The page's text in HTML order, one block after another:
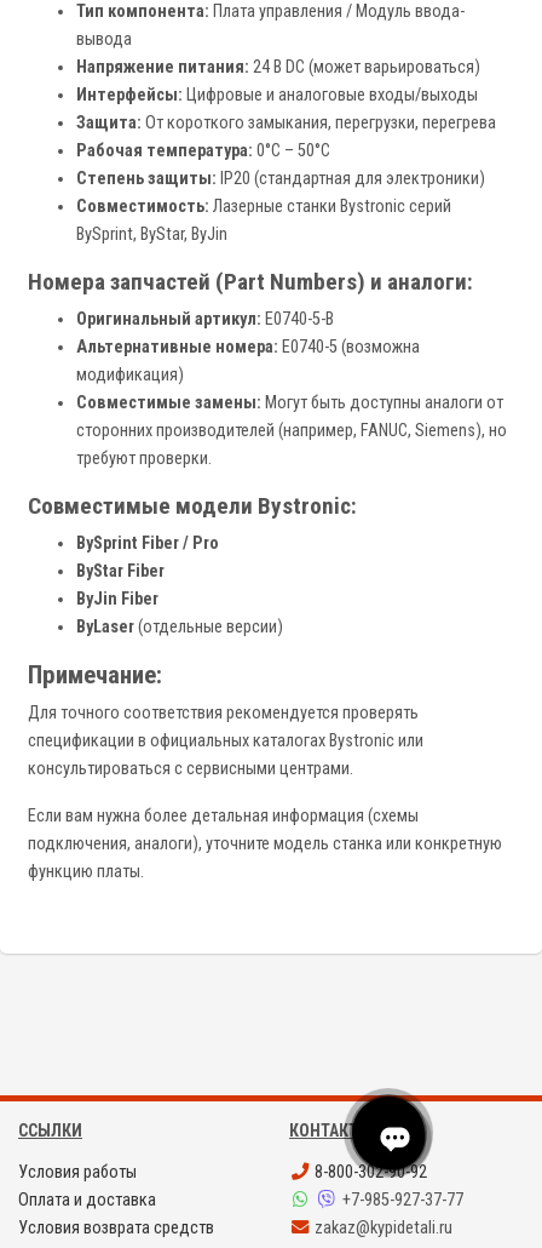
Тип компонента: Плата управления / Модуль ввода-
вывода
Напряжение питания: 24 В DC (может варьироваться)
Интерфейсы: Цифровые и аналоговые входы/выходы
Защита: От короткого замыкания, перегрузки, перегрева
Рабочая температура: 0°C – 50°C
Степень защиты: IP20 (стандартная для электроники)
Совместимость: Лазерные станки Bystronic серий
BySprint, ByStar, ByJin
Номера запчастей (Part Numbers) и аналоги:
Оригинальный артикул: E0740-5-B
Альтернативные номера: E0740-5 (возможна
модификация)
Совместимые замены: Могут быть доступны аналоги от
сторонних производителей (например, FANUC, Siemens), но
требуют проверки.
Совместимые модели Bystronic:
BySprint Fiber / Pro
ByStar Fiber
ByJin Fiber
ByLaser(отдельные версии)
Примечание:
Для точного соответствия рекомендуется проверять
спецификации в официальных каталогах Bystronic или
консультироваться с сервисными центрами.
Если вам нужна более детальная информация (схемы
подключения, аналоги), уточните модель станка или конкретную
функцию платы.
ССЫЛКИ
Условия работы
Оплата и доставка
Условия возврата средств
КОНТАКТЫ
8-800-302-90-92
+7-985-927-37-77
zakaz@kypidetali.ru